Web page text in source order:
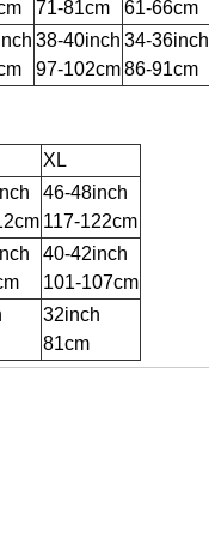
71-81cm
61-66cm
38-40inch
97-102cm
34-36inch
86-91cm
XL
46-48inch
117-122cm
40-42inch
101-107cm
32inch
81cm